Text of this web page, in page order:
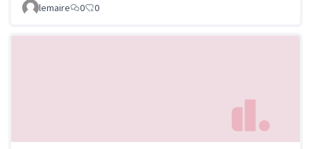
lemaire 0 0